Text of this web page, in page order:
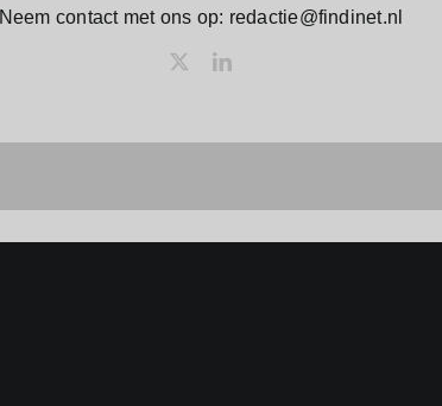
Neem contact met ons op: redactie@findinet.nl